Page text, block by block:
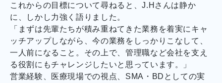
これからの目標について尋ねると、J.Hさんは静か
に、しかし力強く語りました。
「まずは先輩たちが積み重ねてきた業務を着実にキャ
ッチアップしながら、今の業務をしっかりこなして、
一人前になること。その上で、管理職など会社を支え
る役割にもチャレンジしたいと思っています。」
営業経験、医療現場での視点、SMA・BDとしての実